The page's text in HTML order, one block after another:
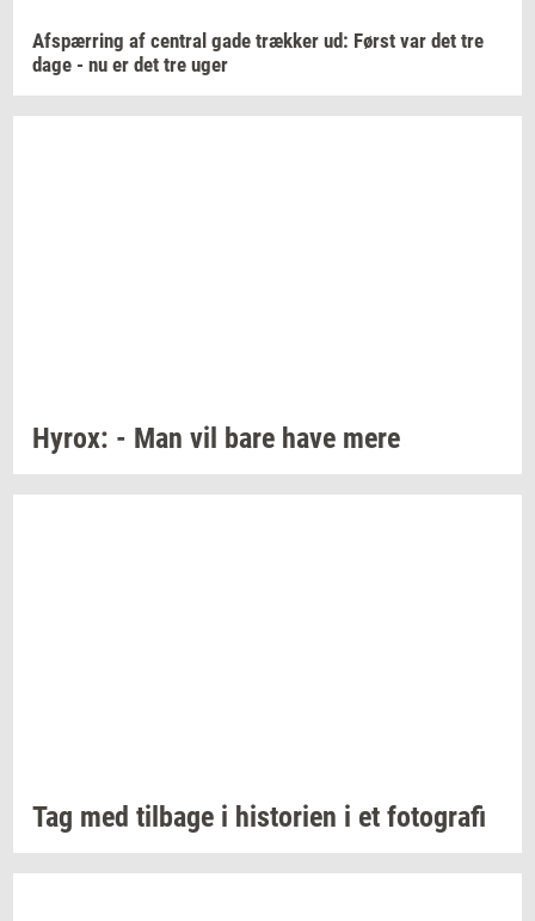
Af­spær­ring af cen­tral gade træk­ker ud: Først var det tre
dage - nu er det tre uger
Hyrox: - Man vil bare have mere
Tag med til­ba­ge i hi­sto­ri­en i et fo­to­gra­fi